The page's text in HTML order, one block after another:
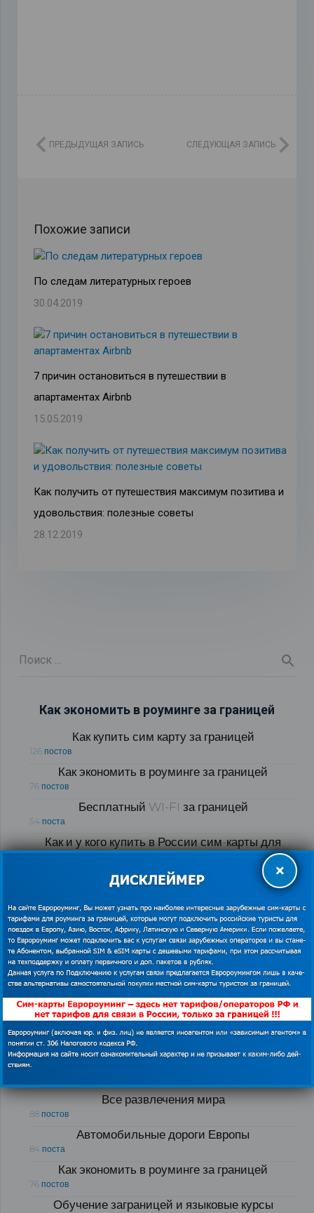
ПРЕДЫДУЩАЯ ЗАПИСЬ СЛЕДУЮЩАЯ ЗАПИСЬ
Похожие записи
По следам литературных героев
30.04.2019
7 причин остановиться в путешествии в
апартаментах Airbnb
15.05.2019
Как получить от путешествия максимум позитива и
удовольствия: полезные советы
28.12.2019
Как экономить в роуминге за границей
Как купить сим карту за границей
126 постов
Как экономить в роуминге за границей
76 постов
Бесплатный WI-FI за границей
54 поста
Как и у кого купить в России сим-карты для
интернета и связи за границей
Рубрики блога «Полезные советы для
путешественников за границей»
Лайфхаки для путешественников
175 постов
Полезные обзоры для путешественников
121 пост
Виртуальный тур по странам мира
103 поста
Все развлечения мира
88 постов
Автомобильные дороги Европы
84 поста
Как экономить в роуминге за границей
76 постов
Обучение заграницей и языковые курсы
×